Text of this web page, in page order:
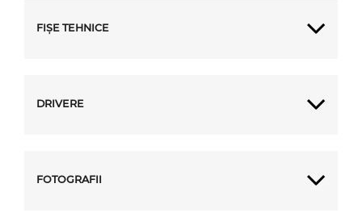
FIȘE TEHNICE
DRIVERE
FOTOGRAFII